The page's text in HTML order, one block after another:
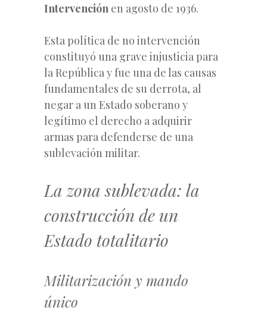
Intervención en agosto de 1936.
Esta política de no intervención
constituyó una grave injusticia para
la República y fue una de las causas
fundamentales de su derrota, al
negar a un Estado soberano y
legítimo el derecho a adquirir
armas para defenderse de una
sublevación militar.
La zona sublevada: la
construcción de un
Estado totalitario
Militarización y mando
único